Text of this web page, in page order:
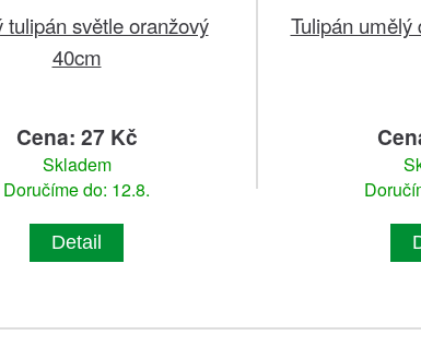
tulipán světle oranžový
40cm
Cena: 27 Kč
Skladem
Doručíme do: 12.8.
Detail
Tulipán umělý